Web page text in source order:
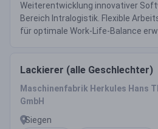
Weiterentwicklung innovativer
Bereich Intralogistik. Flexible
für optimale Work-Life-Balance
Lackierer (alle Geschlechter)
Maschinenfabrik Herkules Hans
GmbH
Siegen